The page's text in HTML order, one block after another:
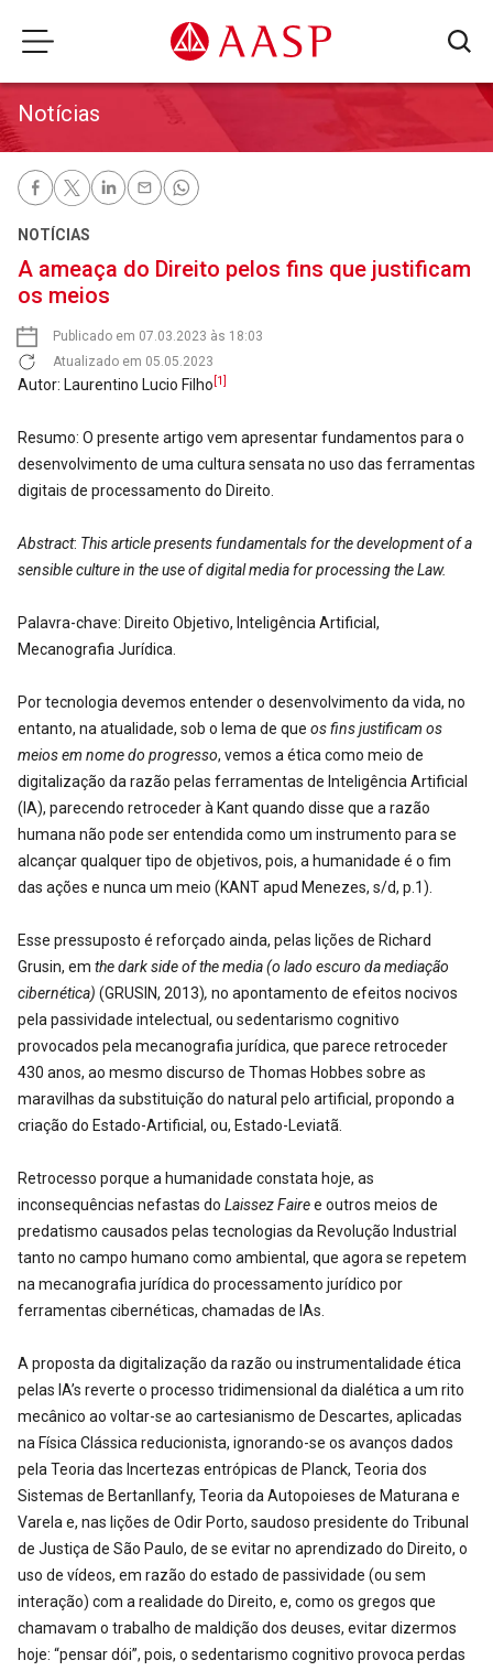
Notícias
NOTÍCIAS
A ameaça do Direito pelos fins que justificam
os meios
Publicado em 07.03.2023 às 18:03
Atualizado em 05.05.2023
Autor: Laurentino Lucio Filho [1]
Resumo: O presente artigo vem apresentar fundamentos para o
desenvolvimento de uma cultura sensata no uso das ferramentas
digitais de processamento do Direito.
Abstract: This article presents fundamentals for the development of a
sensible culture in the use of digital media for processing the Law.
Palavra-chave: Direito Objetivo, Inteligência Artificial,
Mecanografia Jurídica.
Por tecnologia devemos entender o desenvolvimento da vida, no
entanto, na atualidade, sob o lema de que os fins justificam os
meios em nome do progresso, vemos a ética como meio de
digitalização da razão pelas ferramentas de Inteligência Artificial
(IA), parecendo retroceder à Kant quando disse que a razão
humana não pode ser entendida como um instrumento para se
alcançar qualquer tipo de objetivos, pois, a humanidade é o fim
das ações e nunca um meio (KANT apud Menezes, s/d, p.1).
Esse pressuposto é reforçado ainda, pelas lições de Richard
Grusin, em the dark side of the media (o lado escuro da mediação
cibernética) (GRUSIN, 2013), no apontamento de efeitos nocivos
pela passividade intelectual, ou sedentarismo cognitivo
provocados pela mecanografia jurídica, que parece retroceder
430 anos, ao mesmo discurso de Thomas Hobbes sobre as
maravilhas da substituição do natural pelo artificial, propondo a
criação do Estado-Artificial, ou, Estado-Leviatã.
Retrocesso porque a humanidade constata hoje, as
inconsequências nefastas do Laissez Fairee outros meios de
predatismo causados pelas tecnologias da Revolução Industrial
tanto no campo humano como ambiental, que agora se repetem
na mecanografia jurídica do processamento jurídico por
ferramentas cibernéticas, chamadas de IAs.
A proposta da digitalização da razão ou instrumentalidade ética
pelas IA’s reverte o processo tridimensional da dialética a um rito
mecânico ao voltar-se ao cartesianismo de Descartes, aplicadas
na Física Clássica reducionista, ignorando-se os avanços dados
pela Teoria das Incertezas entrópicas de Planck, Teoria dos
Sistemas de Bertanllanfy, Teoria da Autopoieses de Maturana e
Varela e, nas lições de Odir Porto, saudoso presidente do Tribunal
de Justiça de São Paulo, de se evitar no aprendizado do Direito, o
uso de vídeos, em razão do estado de passividade (ou sem
interação) com a realidade do Direito, e, como os gregos que
chamavam o trabalho de maldição dos deuses, evitar dizermos
hoje: “pensar dói”, pois, o sedentarismo cognitivo provoca perdas